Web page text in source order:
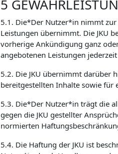
5
5.1. Die*Der Nutzer*in nimmt zur
Leistungen übernimmt. Die JKU
vorherige Ankündigung ganz
angebotenen Leistungen
5.2. Die JKU übernimmt darüber
bereitgestellten Inhalte sowie für
5.3. Die*Der Nutzer*in trägt die
gegen die JKU gestellter
normierten
5.4. Die Haftung der JKU ist